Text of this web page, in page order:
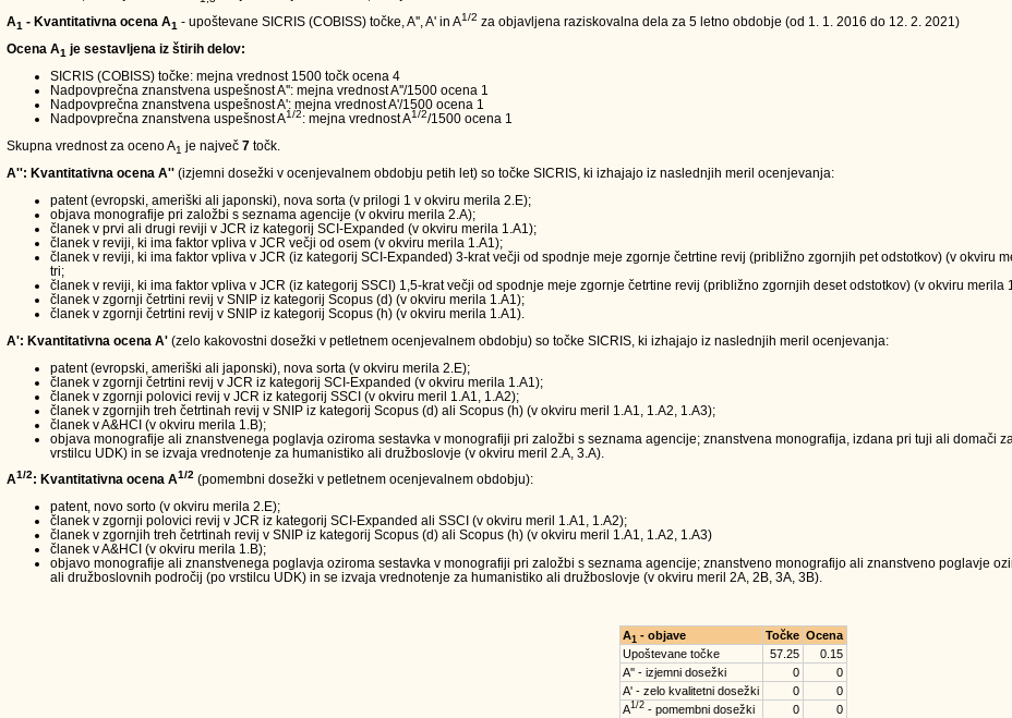
A1 - Kvantitativna ocena A1 - upoštevane SICRIS (COBISS) točke, A'', A' in A1/2 za objavljena raziskovalna dela za 5 letno obdobje (od 1. 1. 2016 do 12. 2. 2021)
Ocena A1 je sestavljena iz štirih delov:
SICRIS (COBISS) točke: mejna vrednost 1500 točk ocena 4
Nadpovprečna znanstvena uspešnost A'': mejna vrednost A''/1500 ocena 1
Nadpovprečna znanstvena uspešnost A': mejna vrednost A'/1500 ocena 1
Nadpovprečna znanstvena uspešnost A1/2: mejna vrednost A1/2/1500 ocena 1
Skupna vrednost za oceno A1 je največ 7 točk.
A'': Kvantitativna ocena A'' (izjemni dosežki v ocenjevalnem obdobju petih let) so točke SICRIS, ki izhajajo iz naslednjih meril ocenjevanja:
patent (evropski, ameriški ali japonski), nova sorta (v prilogi 1 v okviru merila 2.E);
objava monografije pri založbi s seznama agencije (v okviru merila 2.A);
članek v prvi ali drugi reviji v JCR iz kategorij SCI-Expanded (v okviru merila 1.A1);
članek v reviji, ki ima faktor vpliva v JCR večji od osem (v okviru merila 1.A1);
članek v reviji, ki ima faktor vpliva v JCR (iz kategorij SCI-Expanded) 3-krat večji od spodnje meje zgornje četrtine revij (približno zgornjih pet odstotkov) (v okviru
tri;
članek v reviji, ki ima faktor vpliva v JCR (iz kategorij SSCI) 1,5-krat večji od spodnje meje zgornje četrtine revij (približno zgornjih deset odstotkov) (v okviru merila
članek v zgornji četrtini revij v SNIP iz kategorij Scopus (d) (v okviru merila 1.A1);
članek v zgornji četrtini revij v SNIP iz kategorij Scopus (h) (v okviru merila 1.A1).
A': Kvantitativna ocena A' (zelo kakovostni dosežki v petletnem ocenjevalnem obdobju) so točke SICRIS, ki izhajajo iz naslednjih meril ocenjevanja:
patent (evropski, ameriški ali japonski), nova sorta (v okviru merila 2.E);
članek v zgornji četrtini revij v JCR iz kategorij SCI-Expanded (v okviru merila 1.A1);
članek v zgornji polovici revij v JCR iz kategorij SSCI (v okviru meril 1.A1, 1.A2);
članek v zgornjih treh četrtinah revij v SNIP iz kategorij Scopus (d) ali Scopus (h) (v okviru meril 1.A1, 1.A2, 1.A3);
članek v A&HCI (v okviru merila 1.B);
objava monografije ali znanstvenega poglavja oziroma sestavka v monografiji pri založbi s seznama agencije; znanstvena monografija, izdana pri tuji ali domači
vrstilcu UDK) in se izvaja vrednotenje za humanistiko ali družboslovje (v okviru meril 2.A, 3.A).
A1/2: Kvantitativna ocena A1/2 (pomembni dosežki v petletnem ocenjevalnem obdobju):
patent, novo sorto (v okviru merila 2.E);
članek v zgornji polovici revij v JCR iz kategorij SCI-Expanded ali SSCI (v okviru meril 1.A1, 1.A2);
članek v zgornjih treh četrtinah revij v SNIP iz kategorij Scopus (d) ali Scopus (h) (v okviru meril 1.A1, 1.A2, 1.A3)
članek v A&HCI (v okviru merila 1.B);
objavo monografije ali znanstvenega poglavja oziroma sestavka v monografiji pri založbi s seznama agencije; znanstveno monografijo ali znanstveno poglavje
ali družboslovnih področij (po vrstilcu UDK) in se izvaja vrednotenje za humanistiko ali družboslovje (v okviru meril 2A, 2B, 3A, 3B).
A1 - objave Točke Ocena
Upoštevane točke
57.25
0.15
A'' - izjemni dosežki
0
0
A' - zelo kvalitetni dosežki
0
0
A1/2- pomembni dosežki 0
0